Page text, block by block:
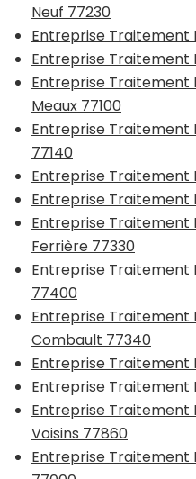
Neuf 77230
Entreprise Traitement
Entreprise Traitement
Entreprise Traitement
Meaux 77100
Entreprise Traitement
77140
Entreprise Traitement
Entreprise Traitement
Entreprise Traitement
Ferrière 77330
Entreprise Traitement
77400
Entreprise Traitement
Combault 77340
Entreprise Traitement
Entreprise Traitement
Entreprise Traitement
Voisins 77860
Entreprise Traitement